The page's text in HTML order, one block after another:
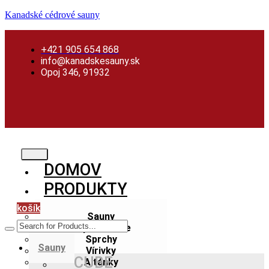
Preskočiť
Skip
Preskočiť
Kanadské cédrové sauny
+421 905 654 868
info@kanadskesauny.sk
Opoj 346, 91932
DOMOV
PRODUKTY
Sauny
Kúpacie kade
Sprchy
Vírivky
Altánky
košík
Menu Sauny
CUBE